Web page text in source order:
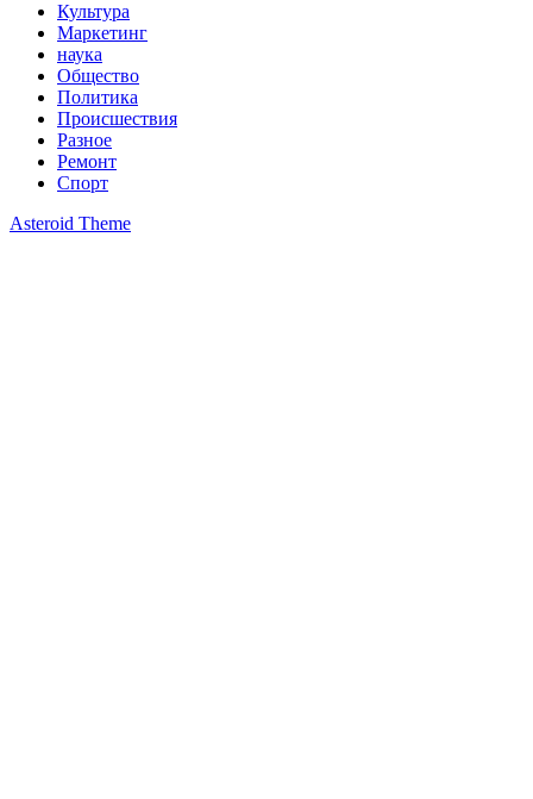
Культура
Маркетинг
наука
Общество
Политика
Происшествия
Разное
Ремонт
Спорт
Asteroid Theme